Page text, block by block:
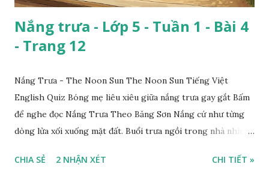
Nắng trưa - Lớp 5 - Tuần 1 - Bài 4
- Trang 12
Nắng Trưa - The Noon Sun The Noon Sun Tiếng Việt
English Quiz Bóng mẹ liêu xiêu giữa nắng trưa gay gắt Bấm
để nghe đọc Nắng Trưa Theo Băng Sơn Nắng cứ như từng
dòng lửa xối xuống mặt đất. Buổi trưa ngồi trong nhà nhìn
CHIA SẺ 2 NHẬN XÉT CHI TIẾT »